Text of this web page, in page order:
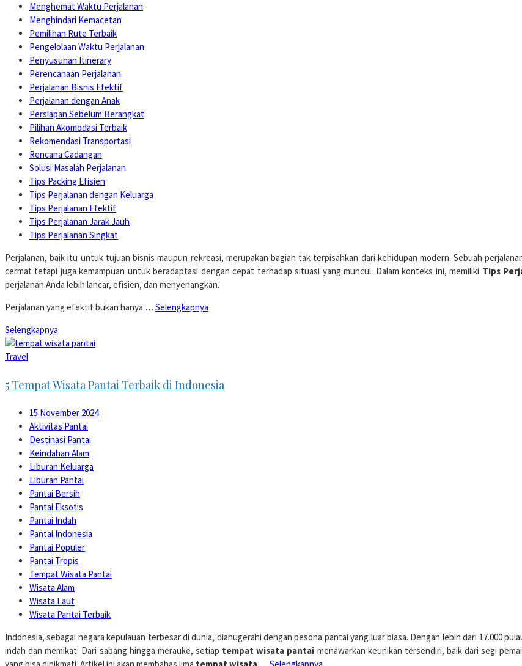
Menghemat Waktu Perjalanan
Menghindari Kemacetan
Pemilihan Rute Terbaik
Pengelolaan Waktu Perjalanan
Penyusunan Itinerary
Perencanaan Perjalanan
Perjalanan Bisnis Efektif
Perjalanan dengan Anak
Persiapan Sebelum Berangkat
Pilihan Akomodasi Terbaik
Rekomendasi Transportasi
Rencana Cadangan
Solusi Masalah Perjalanan
Tips Packing Efisien
Tips Perjalanan dengan Keluarga
Tips Perjalanan Efektif
Tips Perjalanan Jarak Jauh
Tips Perjalanan Singkat
Perjalanan, baik itu untuk tujuan bisnis maupun rekreasi, merupakan bagian tak terpisahkan dari kehidupan modern. Sebuah
cermat tetapi juga kemampuan untuk beradaptasi dengan cepat terhadap situasi yang muncul. Dalam konteks ini, memiliki Tips
perjalanan Anda lebih lancar, efisien, dan menyenangkan.
Perjalanan yang efektif bukan hanya … Selengkapnya
Selengkapnya
Travel
5 Tempat Wisata Pantai Terbaik di Indonesia
15 November 2024
Aktivitas Pantai
Destinasi Pantai
Keindahan Alam
Liburan Keluarga
Liburan Pantai
Pantai Bersih
Pantai Eksotis
Pantai Indah
Pantai Indonesia
Pantai Populer
Pantai Tropis
Tempat Wisata Pantai
Wisata Alam
Wisata Laut
Wisata Pantai Terbaik
Indonesia, sebagai negara kepulauan terbesar di dunia, dianugerahi dengan pesona pantai yang luar biasa. Dengan lebih dari 17.000
indah dan memikat. Dari sabang hingga merauke, setiap tempat wisata pantai menawarkan keunikan tersendiri, baik dari segi